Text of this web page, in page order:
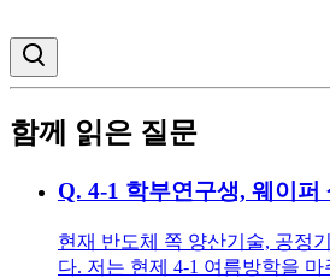
함께 읽은 질문
Q. 4-1 학부연구생, 웨이퍼
현재 반도체 쪽 양산기술, 공정
다. 저는 현제 4-1 여름방학을